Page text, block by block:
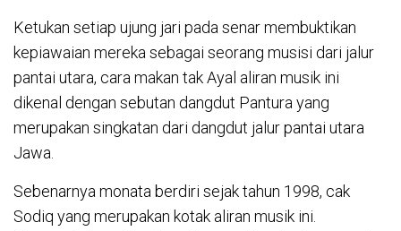
Ketukan setiap ujung jari pada senar membuktikan
kepiawaian mereka sebagai seorang musisi dari jalur
pantai utara, cara makan tak Ayal aliran musik ini
dikenal dengan sebutan dangdut Pantura yang
merupakan singkatan dari dangdut jalur pantai utara
Jawa.
Sebenarnya monata berdiri sejak tahun 1998, cak
Sodiq yang merupakan kotak aliran musik ini.